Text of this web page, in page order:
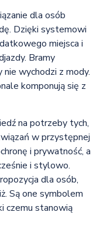
dla osób
Dzięki systemowi
miejsca i
Bramy
wychodzi z mody.
komponują się z
na potrzeby tych,
w przystępnej
i prywatność, a
i stylowo.
dla osób,
Są one symbolem
czemu stanowią